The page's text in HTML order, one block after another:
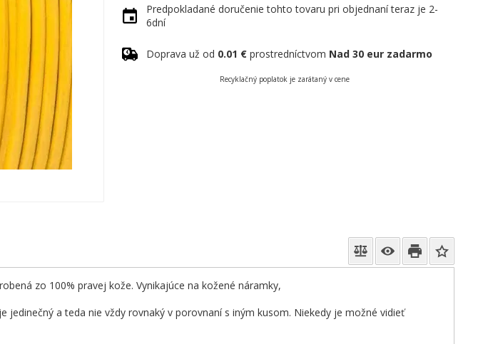
Predpokladané doručenie tohto tovaru pri objednaní teraz je 2-
6dní
Doprava už od 0.01 € prostredníctvom Nad 30 eur zadarmo
Recyklačný poplatok je zarátaný v cene
zo 100% pravej kože. Vynikajúce na kožené náramky,
jedinečný a teda nie vždy rovnaký v porovnaní s iným kusom. Niekedy je možné vidieť